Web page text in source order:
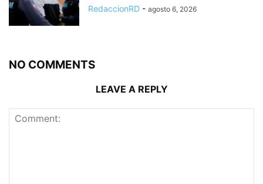
RedaccionRD - agosto 6, 2026
NO COMMENTS
LEAVE A REPLY